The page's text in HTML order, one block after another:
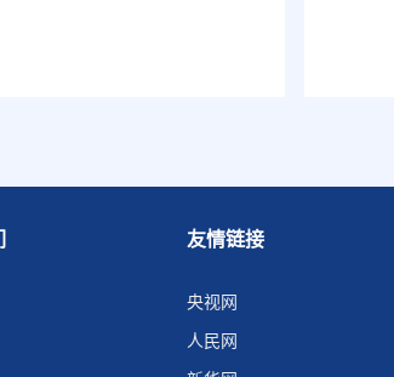
友情链接
央视网
人民网